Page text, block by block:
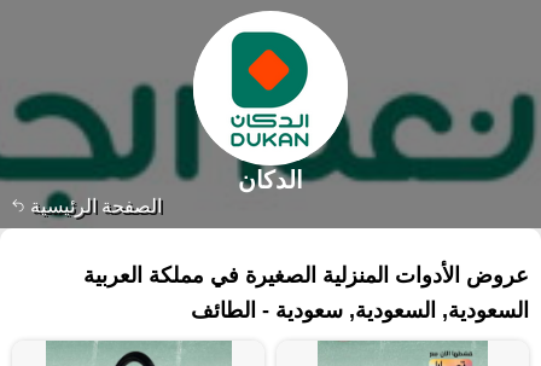
الصفحة الرئيسية
الدكان
عروض الأدوات المنزلية الصغيرة في مملكة العربية
السعودية, السعودية, سعودية - الطائف